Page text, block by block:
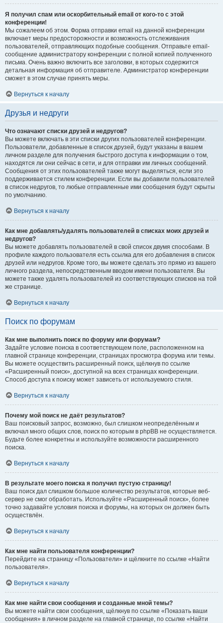
Я получил спам или оскорбительный email от кого-то с этой
конференции!
Мы сожалеем об этом. Форма отправки email на данной конференции
включает меры предосторожности и возможность отслеживания
пользователей, отправляющих подобные сообщения. Отправьте email-
сообщение администратору конференции с полной копией полученного
письма. Очень важно включить все заголовки, в которых содержится
детальная информация об отправителе. Администратор конференции
сможет в этом случае принять меры.
Вернуться к началу
Друзья и недруги
Что означают списки друзей и недругов?
Вы можете включать в эти списки других пользователей конференции.
Пользователи, добавленные в список друзей, будут указаны в вашем
личном разделе для получения быстрого доступа к информации о том,
находятся ли они сейчас в сети, и для отправки им личных сообщений.
Сообщения от этих пользователей также могут выделяться, если это
поддерживается стилем конференции. Если вы добавили пользователей
в список недругов, то любые отправленные ими сообщения будут скрыты
по умолчанию.
Вернуться к началу
Как мне добавлять/удалять пользователей в списках моих друзей и
недругов?
Вы можете добавлять пользователей в свой список двумя способами. В
профиле каждого пользователя есть ссылка для его добавления в список
друзей или недругов. Кроме того, вы можете сделать это прямо из вашего
личного раздела, непосредственным вводом имени пользователя. Вы
можете также удалять пользователей из соответствующих списков на той
же странице.
Вернуться к началу
Поиск по форумам
Как мне выполнить поиск по форуму или форумам?
Задайте условие поиска в соответствующем поле, расположенном на
главной странице конференции, страницах просмотра форума или темы.
Вы можете осуществить расширенный поиск, щёлкнув по ссылке
«Расширенный поиск», доступной на всех страницах конференции.
Способ доступа к поиску может зависеть от используемого стиля.
Вернуться к началу
Почему мой поиск не даёт результатов?
Ваш поисковый запрос, возможно, был слишком неопределённым и
включал много общих слов, поиск по которым в phpBB не осуществляется.
Будьте более конкретны и используйте возможности расширенного
поиска.
Вернуться к началу
В результате моего поиска я получил пустую страницу!
Ваш поиск дал слишком большое количество результатов, которые веб-
сервер не смог обработать. Используйте «Расширенный поиск», более
точно задавайте условия поиска и форумы, на которых он должен быть
осуществлён.
Вернуться к началу
Как мне найти пользователя конференции?
Перейдите на страницу «Пользователи» и щёлкните по ссылке «Найти
пользователя».
Вернуться к началу
Как мне найти свои сообщения и созданные мной темы?
Вы можете найти свои сообщения, щёлкнув по ссылке «Показать ваши
сообщения» в личном разделе на главной странице, по ссылке «Найти